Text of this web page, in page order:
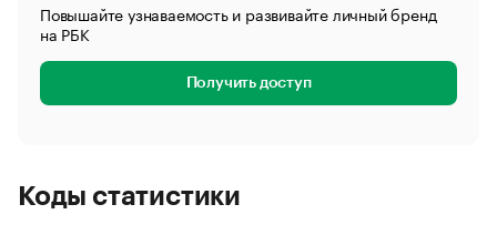
Повышайте узнаваемость и развивайте личный бренд
на РБК
Получить доступ
Коды статистики